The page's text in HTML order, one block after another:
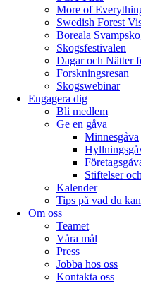
More of
Swedish Forest
Boreala
Skogsfestivalen
Dagar och Nätter
Forskningsresan
Skogswebinar
Engagera dig
Bli medlem
Ge en gåva
Minnesgåva
Stiftelser
Kalender
Tips på vad du
Om oss
Teamet
Våra mål​
Press
Jobba hos oss
Kontakta oss